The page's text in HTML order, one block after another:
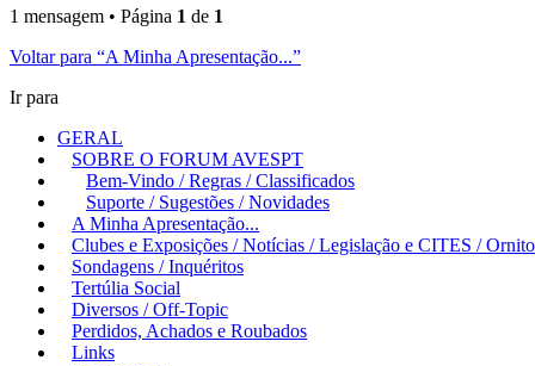
1 mensagem • Página 1 de 1
Voltar para “A Minha Apresentação...”
Ir para
GERAL
SOBRE O FORUM AVESPT
Bem-Vindo / Regras / Classificados
Suporte / Sugestões / Novidades
A Minha Apresentação...
Clubes e Exposições / Notícias / Legislação e CITES /
Sondagens / Inquéritos
Tertúlia Social
Diversos / Off-Topic
Perdidos, Achados e Roubados
Links